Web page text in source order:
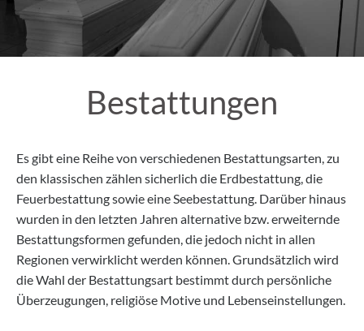
Bestattungen
Es gibt eine Reihe von verschiedenen Bestattungsarten, zu
den klassischen zählen sicherlich die Erdbestattung, die
Feuerbestattung sowie eine Seebestattung. Darüber hinaus
wurden in den letzten Jahren alternative bzw. erweiternde
Bestattungsformen gefunden, die jedoch nicht in allen
Regionen verwirklicht werden können. Grundsätzlich wird
die Wahl der Bestattungsart bestimmt durch persönliche
Überzeugungen, religiöse Motive und Lebenseinstellungen.